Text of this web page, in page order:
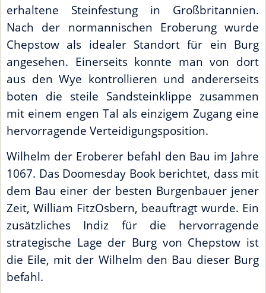
erhaltene Steinfestung in Großbritannien.
Nach der normannischen Eroberung wurde
Chepstow als idealer Standort für ein Burg
angesehen. Einerseits konnte man von dort
aus den Wye kontrollieren und andererseits
boten die steile Sandsteinklippe zusammen
mit einem engen Tal als einzigem Zugang eine
hervorragende Verteidigungsposition.
Wilhelm der Eroberer befahl den Bau im Jahre
1067. Das Doomesday Book berichtet, dass mit
dem Bau einer der besten Burgenbauer jener
Zeit, William FitzOsbern, beauftragt wurde. Ein
zusätzliches Indiz für die hervorragende
strategische Lage der Burg von Chepstow ist
die Eile, mit der Wilhelm den Bau dieser Burg
befahl.